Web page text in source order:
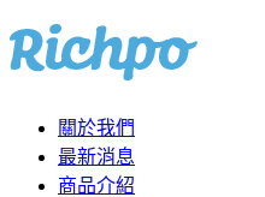
關於我們
最新消息
商品介紹